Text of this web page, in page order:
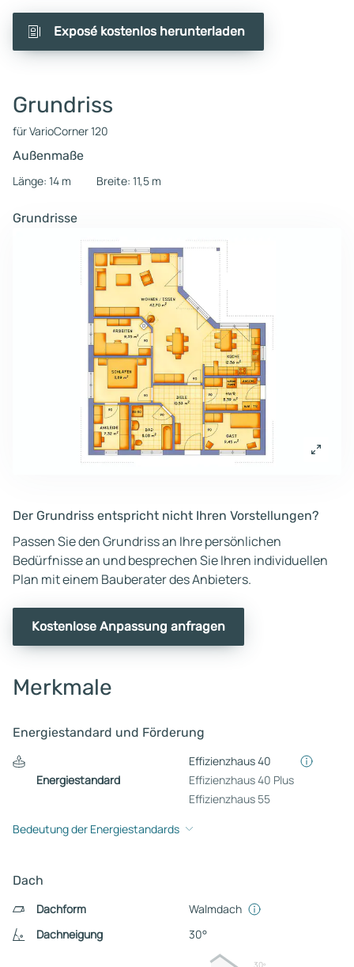
Exposé kostenlos herunterladen
Grundriss
für VarioCorner 120
Außenmaße
Länge: 14 m
Breite: 11,5 m
Grundrisse
Der Grundriss entspricht nicht Ihren Vorstellungen?
Passen Sie den Grundriss an Ihre persönlichen
Bedürfnisse an und besprechen Sie Ihren individuellen
Plan mit einem Bauberater des Anbieters.
Kostenlose Anpassung anfragen
Merkmale
Energiestandard und Förderung
Energiestandard
Effizienzhaus 40
Effizienzhaus 40 Plus
Effizienzhaus 55
Bedeutung der Energiestandards
Dach
Dachform
Walmdach
Dachneigung
30°
30º